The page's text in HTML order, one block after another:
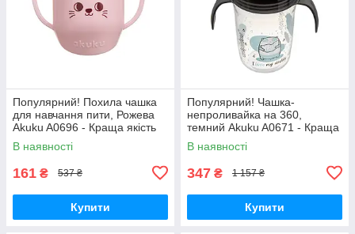
Популярний! Похила чашка
для навчання пити, Рожева
Akuku A0696 - Краща якість
тільки на Nukleon.com.ua
В наявності
161 ₴ 537 ₴
Купити
Популярний! Чашка-
непроливайка на 360,
темний Akuku A0671 - Краща
якість тільки на
Nukleon.com.ua
В наявності
347 ₴ 1 157 ₴
Купити